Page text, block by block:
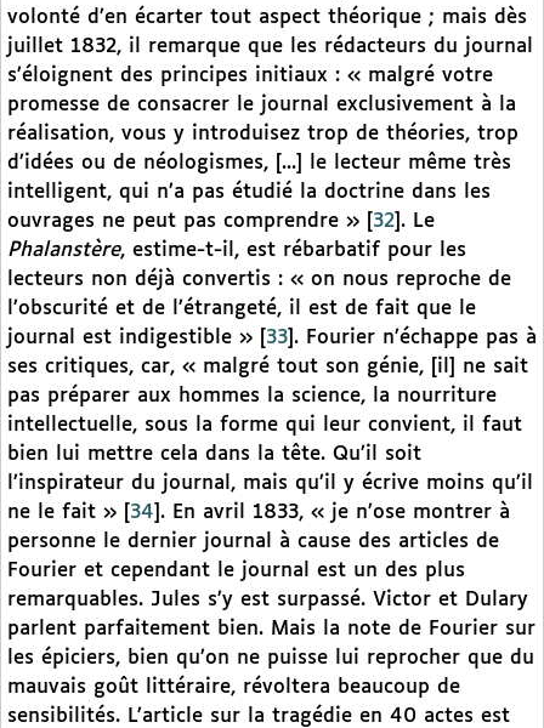
volonté d’en écarter tout aspect théorique ; mais dès
juillet 1832, il remarque que les rédacteurs du journal
s’éloignent des principes initiaux : « malgré votre
promesse de consacrer le journal exclusivement à la
réalisation, vous y introduisez trop de théories, trop
d’idées ou de néologismes, [...] le lecteur même très
intelligent, qui n’a pas étudié la doctrine dans les
ouvrages ne peut pas comprendre »
32 . Le
Phalanstère, estime-t-il, est rébarbatif pour les
lecteurs non déjà convertis : « on nous reproche de
l’obscurité et de l’étrangeté, il est de fait que le
journal est indigestible »
33 . Fourier n’échappe pas à
ses critiques, car, « malgré tout son génie, [il] ne sait
pas préparer aux hommes la science, la nourriture
intellectuelle, sous la forme qui leur convient, il faut
bien lui mettre cela dans la tête. Qu’il soit
l’inspirateur du journal, mais qu’il y écrive moins qu’il
ne le fait »
34 . En avril 1833, « je n’ose montrer à
personne le dernier journal à cause des articles de
Fourier et cependant le journal est un des plus
remarquables. Jules s’y est surpassé. Victor et Dulary
parlent parfaitement bien. Mais la note de Fourier sur
les épiciers, bien qu’on ne puisse lui reprocher que du
mauvais goût littéraire, révoltera beaucoup de
sensibilités. L’article sur la tragédie en 40 actes est